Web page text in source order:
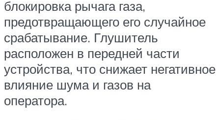
блокировка рычага газа,
предотвращающего его случайное
срабатывание. Глушитель
расположен в передней части
устройства, что снижает негативное
влияние шума и газов на
оператора.